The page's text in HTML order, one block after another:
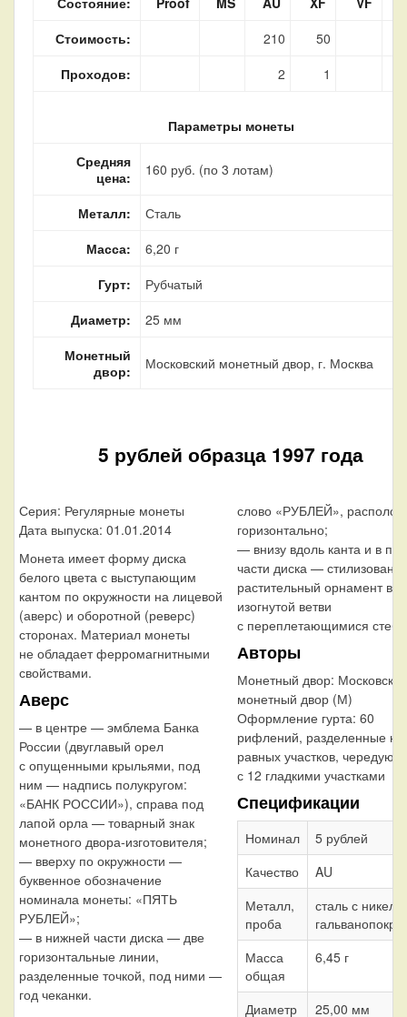
Стоимость:
210
50
Проходов:
2 1
Параметры монеты
Средняя
цена:
160 руб. (по 3 лотам)
Металл:
Сталь
Масса:
6,20 г
Гурт:
Рубчатый
Диаметр:
25 мм
Монетный
двор:
Московский монетный двор, г. Москва
5 рублей образца 1997 года
Серия: Регулярные монеты
Дата выпуска: 01.01.2014
Монета имеет форму диска
белого цвета с выступающим
кантом по окружности на лицевой
(аверс) и оборотной (реверс)
сторонах. Материал монеты
не обладает ферромагнитными
свойствами.
Аверс
— в центре — эмблема Банка
России (двуглавый орел
с опущенными крыльями, под
ним — надпись полукругом:
«БАНК РОССИИ»), справа под
лапой орла — товарный знак
монетного двора-изготовителя;
— вверху по окружности —
буквенное обозначение
номинала монеты: «ПЯТЬ
РУБЛЕЙ»;
— в нижней части диска — две
горизонтальные линии,
разделенные точкой, под ними —
год чеканки.
слово «РУБЛЕЙ»,
горизонтально;
— внизу вдоль канта и в
части диска —
растительный орнамент в
изогнутой ветви
с переплетающимися
Авторы
Монетный двор: Московский
монетный двор (М)
Оформление гурта: 60
рифлений, разделенные
равных участков,
с 12 гладкими участками
Спецификации
Номинал
5 рублей
Качество
AU
Металл,
проба
сталь с
Масса
общая
6,45 г
Диаметр 25,00 мм